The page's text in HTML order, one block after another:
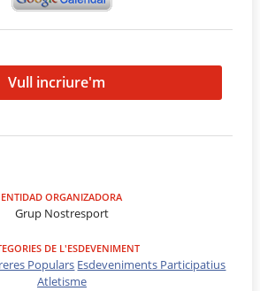
Vull incriure'm
ENTIDAD ORGANIZADORA
Grup Nostresport
DE L'ESDEVENIMENT
Populars Esdeveniments Participatius
Atletisme